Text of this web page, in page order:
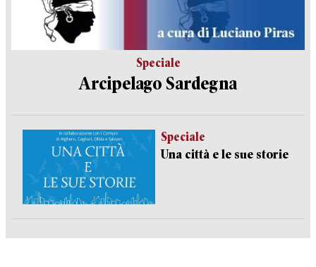
Speciale
Arcipelago Sardegna
Speciale
Una città e le sue storie